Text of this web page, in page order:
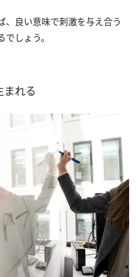
、良い意味で刺激を与え合う
しょう。
まれる